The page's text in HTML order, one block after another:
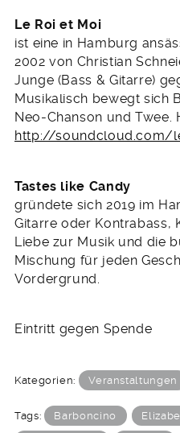
Le Roi et Moi
ist eine in Hamburg
2002 von Christian
Junge (Bass & Gitarre)
Musikalisch bewegt sich
Neo-Chanson und Twee.
http://soundcloud.com/
Tastes like Candy
gründete sich 2019 im
Gitarre oder Kontrabass,
Liebe zur Musik und die
Mischung für jeden
Vordergrund.
Eintritt gegen Spende
Kategorien: Veranstaltungen
Tags: Barboncino